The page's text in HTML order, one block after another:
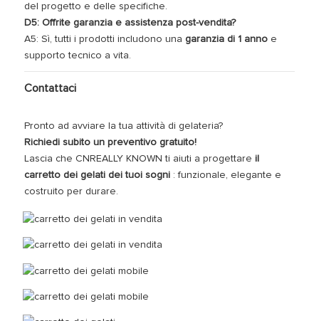
del progetto e delle specifiche.
D5: Offrite garanzia e assistenza post-vendita?
A5: Sì, tutti i prodotti includono una garanzia di 1 annoe
supporto tecnico a vita.
Contattaci
Pronto ad avviare la tua attività di gelateria?
Richiedi subito un preventivo gratuito!
Lascia che CNREALLY KNOWN ti aiuti a progettare il
carretto dei gelati dei tuoi sogni: funzionale, elegante e
costruito per durare.